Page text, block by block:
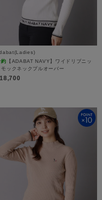
約 【ADABAT NAVY】ワイドリブニッ
モックネックプルオーバー